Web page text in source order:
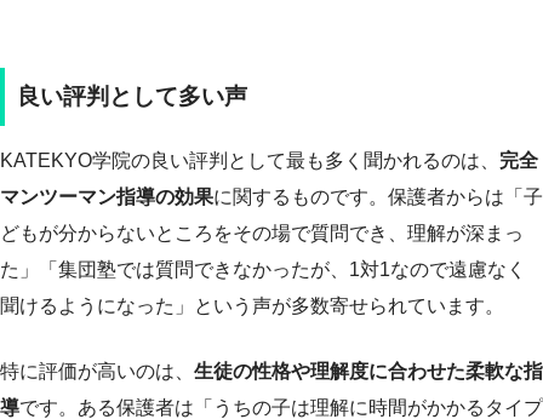
良い評判として多い声
KATEKYO学院の良い評判として最も多く聞かれるのは、 完全
マンツーマン指導の効果に関するものです。保護者からは「子
どもが分からないところをその場で質問でき、理解が深まっ
た」「集団塾では質問できなかったが、1対1なので遠慮なく
聞けるようになった」という声が多数寄せられています。
特に評価が高いのは、 生徒の性格や理解度に合わせた柔軟な指
導です。ある保護者は「うちの子は理解に時間がかかるタイプ